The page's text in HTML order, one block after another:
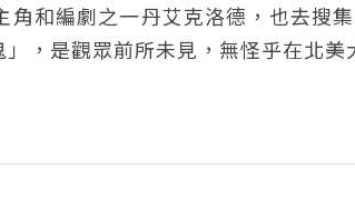
和編劇之一丹艾克洛德，也去搜
，是觀眾前所未見，無怪乎在北美